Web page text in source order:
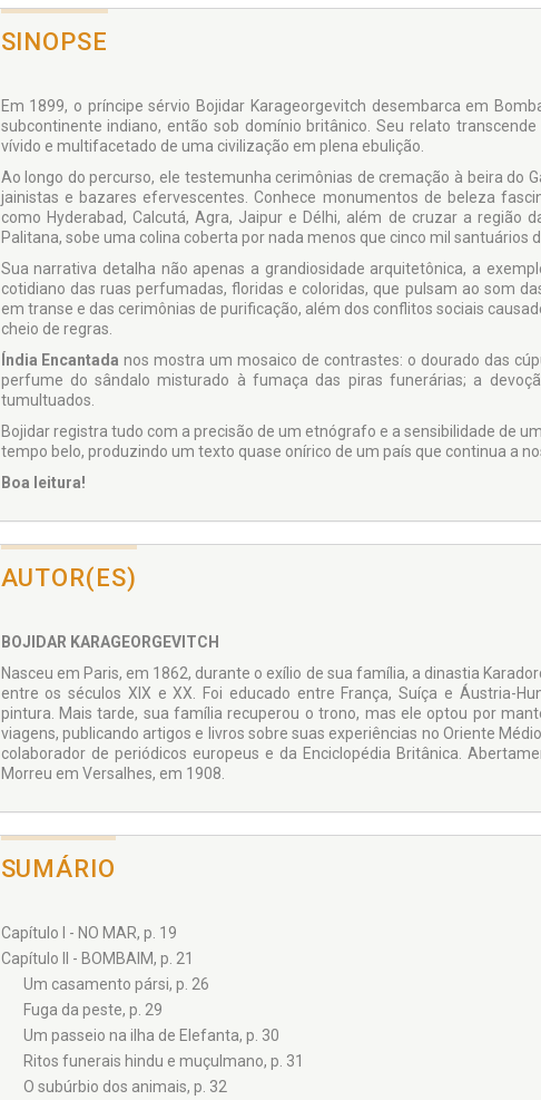
SINOPSE
Em 1899, o príncipe sérvio Bojidar Karageorgevitch desembarca em
subcontinente indiano, então sob domínio britânico. Seu relato
vívido e multifacetado de uma civilização em plena ebulição.
Ao longo do percurso, ele testemunha cerimônias de cremação à beira do
jainistas e bazares efervescentes. Conhece monumentos de beleza
como Hyderabad, Calcutá, Agra, Jaipur e Délhi, além de cruzar a região
Palitana, sobe uma colina coberta por nada menos que cinco mil santuários
Sua narrativa detalha não apenas a grandiosidade arquitetônica, a
cotidiano das ruas perfumadas, floridas e coloridas, que pulsam ao som
em transe e das cerimônias de purificação, além dos conflitos sociais
cheio de regras.
Índia Encantada nos mostra um mosaico de contrastes: o dourado das
perfume do sândalo misturado à fumaça das piras funerárias; a
tumultuados.
Bojidar registra tudo com a precisão de um etnógrafo e a sensibilidade de
tempo belo, produzindo um texto quase onírico de um país que continua a
Boa leitura!
AUTOR(ES)
BOJIDAR KARAGEORGEVITCH
Nasceu em Paris, em 1862, durante o exílio de sua família, a dinastia
entre os séculos XIX e XX. Foi educado entre França, Suíça e Áustria-
pintura. Mais tarde, sua família recuperou o trono, mas ele optou por
viagens, publicando artigos e livros sobre suas experiências no Oriente
colaborador de periódicos europeus e da Enciclopédia Britânica.
Morreu em Versalhes, em 1908.
SUMÁRIO
Capítulo I - NO MAR, p. 19
Capítulo II - BOMBAIM, p. 21
Um casamento pársi, p. 26
Fuga da peste, p. 29
Um passeio na ilha de Elefanta, p. 30
Ritos funerais hindu e muçulmano, p. 31
O subúrbio dos animais, p. 32